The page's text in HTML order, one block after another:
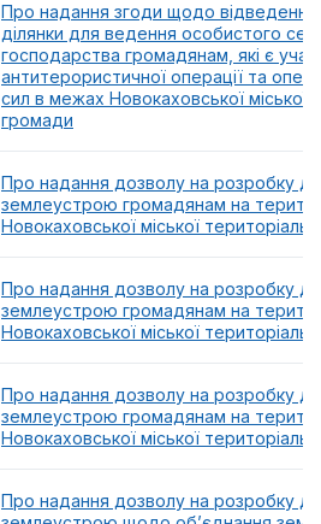
Про надання згоди щодо відведення
ділянки для ведення особистого
господарства громадянам, які є
антитерористичної операції та
сил в межах Новокаховської міської
громади
Про надання дозволу на розробку
землеустрою громадянам на
Новокаховської міської
Про надання дозволу на розробку
землеустрою громадянам на
Новокаховської міської
Про надання дозволу на розробку
землеустрою громадянам на
Новокаховської міської
Про надання дозволу на розробку